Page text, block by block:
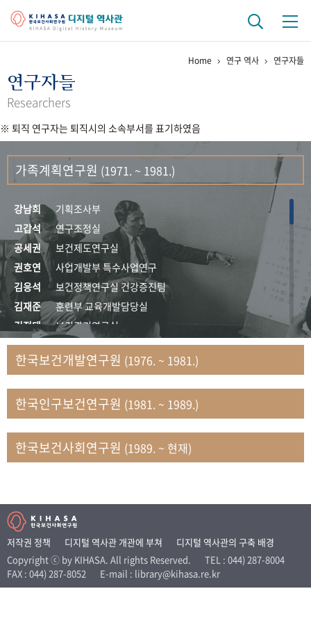
걸어온 길 기관 변천사
연구 역사
정책과 연구 키워드로 보는 연구 역사
연구자들
간행물 변천사
기록물 아카이브
사진 아카이브 문서 기록물 행정박물 영상 기록물
50+1주년 기념
성과 50선 숫자로 보는 50년
세계와 함께 한 KIHASA
VR 역사관
Home 연구 역사 연구자들
연구자들
Researchers
※ 퇴직 연구자는 퇴직시의 소속부서를 표기하였음
가족계획연구원 (1971. ~ 1981.)
강남희
기획조사부
고갑석
연구조정실
공세권
보건제도연구실
권호연
사업개발부 특수사업연구
김응석
보건정책연구실 건강증진팀
김재준
훈련부 교육개발담당실
김정태
보건관리연구실
김지자
연구부 사회개발담당실
김태룡
조사평가부 연구과
문현상
가족복지연구실 인구가족연구팀
박인화
보건정책연구실
박재빈
연구부 인구역학담당실
변종화
보건정책연구실 건강증진팀
송건용
보건정책연구실
송태민
정보통계연구실 빅데이터연구센터
신희설
사업개발부 국제협력연구실
이규식
의료보험연구실
이문기
훈련부
한국보건개발연구원 (1976. ~ 1981.)
한국인구보건연구원 (1981. ~ 1989.)
한국보건사회연구원 (1989. ~ 현재)
저작권 정책 디지털 역사관 개관에 부쳐
디지털 역사관의 구축 배경
Copyright ⓒ by KIHASA. All rights Reserved.
TEL : 044) 287-8004
FAX : 044) 287-8052
E-mail : library@kihasa.re.kr